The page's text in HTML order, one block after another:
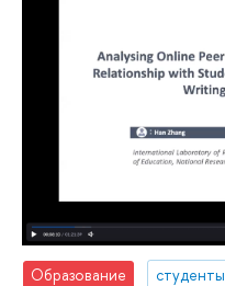
Образование
студенты